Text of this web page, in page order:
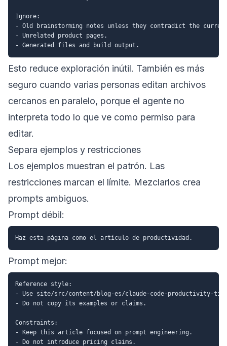
Ignore:
- Old brainstorming notes unless they contradict the
- Unrelated product pages.
Esto reduce exploración inútil. También es más
seguro cuando varias personas editan archivos
cercanos en paralelo, porque el agente no
interpreta todo lo que ve como permiso para
editar.
Separa ejemplos y restricciones
Los ejemplos muestran el patrón. Las
restricciones marcan el límite. Mezclarlos crea
prompts ambiguos.
Prompt débil:
Prompt mejor:
Reference style:
- Use site/src/content/blog-es/claude-code-productivity-
- Do not copy its examples or claims.
Constraints:
- Keep this article focused on prompt engineering.
- Do not introduce pricing claims.